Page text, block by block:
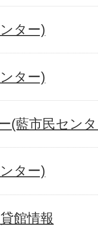
ター)
ター)
(藍市民セン
ター)
館情報